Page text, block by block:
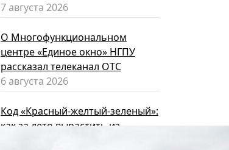
7 августа 2026
О Многофункциональном
центре «Единое окно» НГПУ
рассказал телеканал ОТС
6 августа 2026
Код «Красный-желтый-зеленый»:
как за лето вырастить из